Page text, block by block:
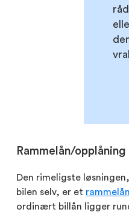
Rammelån/opplåning
Den rimeligste
bilen selv, er et rammelån
ordinært billån ligger